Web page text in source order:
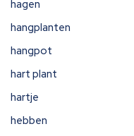
hagen
hangplanten
hangpot
hart plant
hartje
hebben